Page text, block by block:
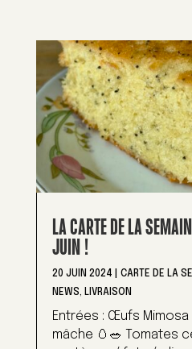
LA CARTE DE LA
JUIN !
20 JUIN 2024 CARTE DE LA
NEWS, LIVRAISON
Entrées : Œufs
mâche 🥚🥗 Tomates